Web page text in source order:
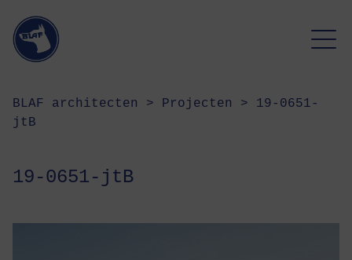
BLAF architecten > Projecten > 19-0651-
jtB
19-0651-jtB